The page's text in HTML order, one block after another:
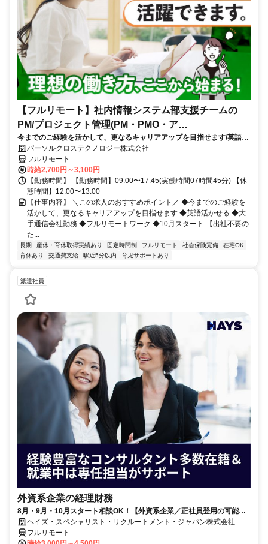
【フルリモート】社内情報システム部支援チームの
PM/プロジェクト管理(PM・PMO・ア
シ)_N260774362
今までのご経験を活かして、更なるキャリアアップを目指せます/英語活
かせる/大手通信会社勤務/フルリモートワーク/10月スタート
パーソルクロステクノロジー株式会社
フルリモート
時給2,700円～3,100円
【勤務時間】 【勤務時間】09:00〜17:45(実働時間07時間45分) 【休
憩時間】12:00〜13:00
【仕事内容】 ＼この求人のおすすめポイント／ ◆今までのご経験を
活かして、更なるキャリアアップを目指せます ◆英語活かせる ◆大
手通信会社勤務 ◆フルリモートワーク ◆10月スタート 【出社不要の
た...
長期 産休・育休取得実績あり 固定時間制 フルリモート 社会保険完備
在宅OK
育休あり
交通費支給 駅近5分以内 育児サポートあり
派遣社員
外資系企業の経理財務
8月・9月・10月スタート相談OK！【外資系企業／正社員登用の可能性
大／700万～800万／リモート勤務OK】経理財務
ヘイズ・スペシャリスト・リクルートメント・ジャパン株式会社
フルリモート